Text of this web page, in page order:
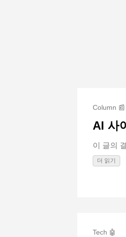
Column 📰
AI 사
이 글의
더 읽기
Tech 🤖